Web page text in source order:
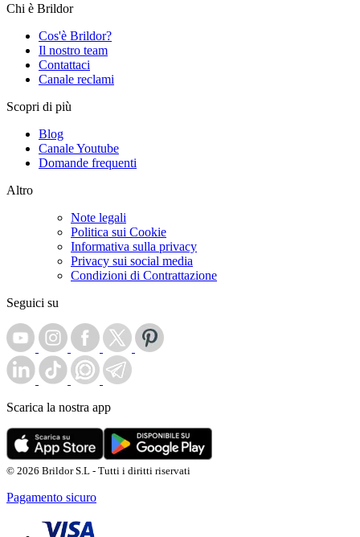
Chi è Brildor
Cos'è Brildor?
Il nostro team
Contattaci
Canale reclami
Scopri di più
Blog
Canale Youtube
Domande frequenti
Altro
Note legali
Politica sui Cookie
Informativa sulla privacy
Privacy sui social media
Condizioni di Contrattazione
Seguici su
Scarica la nostra app
© 2026 Brildor S.L - Tutti i diritti riservati
Pagamento sicuro